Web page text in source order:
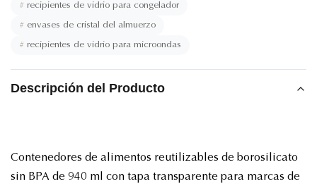
# recipientes de vidrio para congelador
# envases de cristal del almuerzo
# recipientes de vidrio para microondas
Descripción del Producto
Contenedores de alimentos reutilizables de borosilicato
sin BPA de 940 ml con tapa transparente para marcas de